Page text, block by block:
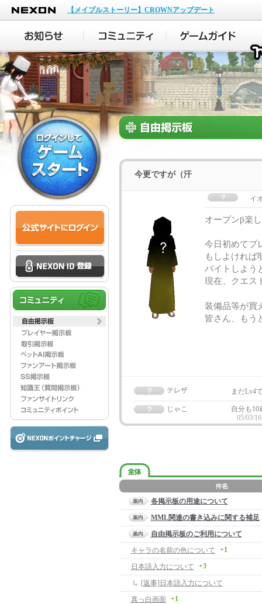
NEXON
【メイプルストーリー】CROWNアップデート
今更ですが（汗
イ
オープンβ楽
今日初めてプ
もしよければ
バイトしよう
現在、クエス
装備品等が買
皆さん、もう
テレザ まだLv4
じゃこ
自分も
05/03/
各掲示板の用途について
MML関連の書き込みに関する補足
自由掲示板のご利用について
キャラの名前の色について
+1
日本語入力について +3
[返事]日本語入力について
真っ白画面
+1